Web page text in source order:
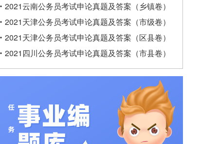
2021云南公务员考试申论真题及答案（乡镇卷）
2021天津公务员考试申论真题及答案（市级卷）
2021天津公务员考试申论真题及答案（区县卷）
2021四川公务员考试申论真题及答案（市县卷）